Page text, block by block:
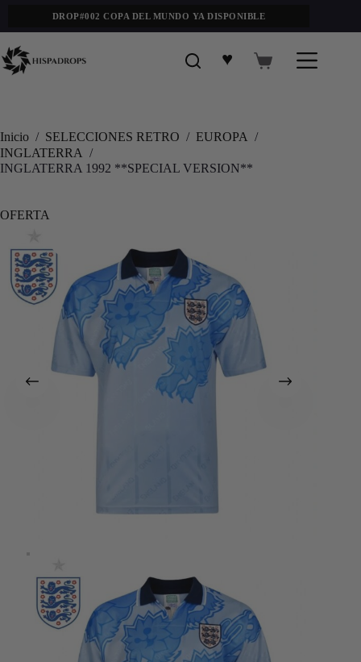
DROP#002 COPA DEL MUNDO YA DISPONIBLE
♥
Inicio / SELECCIONES RETRO / EUROPA /
INGLATERRA /
INGLATERRA 1992 **SPECIAL VERSION**
OFERTA